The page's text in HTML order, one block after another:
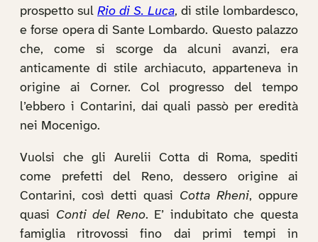
prospetto sul Rio di S. Luca, di stile lombardesco,
e forse opera di Sante Lombardo. Questo palazzo
che, come si scorge da alcuni avanzi, era
anticamente di stile archiacuto, apparteneva in
origine ai Corner. Col progresso del tempo
l’ebbero i Contarini, dai quali passò per eredità
nei Mocenigo.
Vuolsi che gli Aurelii Cotta di Roma, spediti
come prefetti del Reno, dessero origine ai
Contarini, così detti quasi Cotta Rheni, oppure
quasi Conti del Reno. E’ indubitato che questa
famiglia ritrovossi fino dai primi tempi in